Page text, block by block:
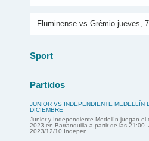
Fluminense vs Grêmio jueves,
Sport
Partidos
JUNIOR VS INDEPENDIENTE MEDELLÍN
DICIEMBRE
Junior y Independiente Medellín juegan el
2023 en Barranquilla a partir de las 21:00.
2023/12/10 Indepen...